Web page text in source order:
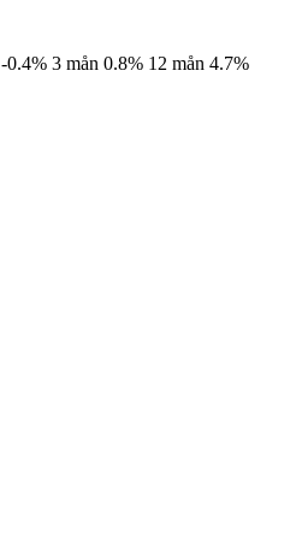
-0.4% 3 mån 0.8% 12 mån 4.7%